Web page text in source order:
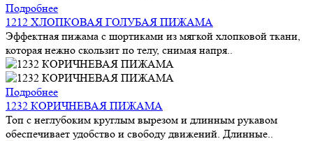
Подробнее
1212 ХЛОПКОВАЯ ГОЛУБАЯ ПИЖАМА
Эффектная пижама с шортиками из мягкой хлопковой ткани,
которая нежно скользит по телу, снимая напря..
Подробнее
1232 КОРИЧНЕВАЯ ПИЖАМА
Топ с неглубоким круглым вырезом и длинным рукавом
обеспечивает удобство и свободу движений. Длинные..